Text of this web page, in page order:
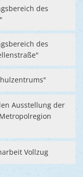
des
des
Ausstellung der
Vollzug